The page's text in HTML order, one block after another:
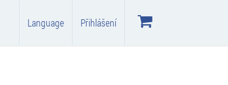
Language Přihlášení